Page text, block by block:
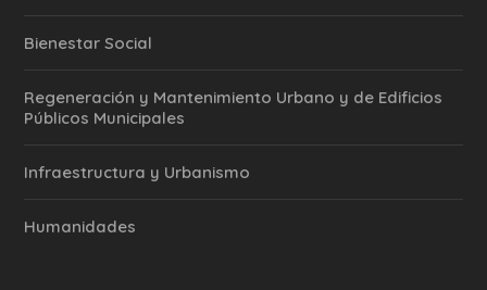
Bienestar Social
Regeneración y Mantenimiento Urbano y de Edificios
Públicos Municipales
Infraestructura y Urbanismo
Humanidades